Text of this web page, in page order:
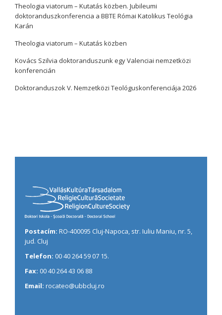
Theologia viatorum – Kutatás közben. Jubileumi
doktoranduszkonferencia a BBTE Római Katolikus Teológia
Karán
Theologia viatorum – Kutatás közben
Kovács Szilvia doktoranduszunk egy Valenciai nemzetközi
konferencián
Doktoranduszok V. Nemzetközi Teológuskonferenciája 2026
Postacím: RO-400095 Cluj-Napoca, str. Iuliu Maniu, nr. 5,
jud. Cluj
Telefon: 00 40 264 59 07 15.
Fax: 00 40 264 43 06 88
Email: rocateo@ubbcluj.ro